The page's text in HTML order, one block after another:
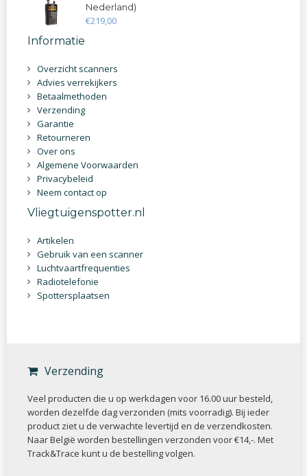
Nederland)
€219,00
Informatie
Overzicht scanners
Advies verrekijkers
Betaalmethoden
Verzending
Garantie
Retourneren
Over ons
Algemene Voorwaarden
Privacybeleid
Neem contact op
Vliegtuigenspotter.nl
Artikelen
Gebruik van een scanner
Luchtvaartfrequenties
Radiotelefonie
Spottersplaatsen
Verzending
Veel producten die u op werkdagen voor 16.00 uur besteld,
worden dezelfde dag verzonden (mits voorradig). Bij ieder
product ziet u de verwachte levertijd en de verzendkosten.
Naar België worden bestellingen verzonden voor €14,-. Met
Track&Trace kunt u de bestelling volgen.